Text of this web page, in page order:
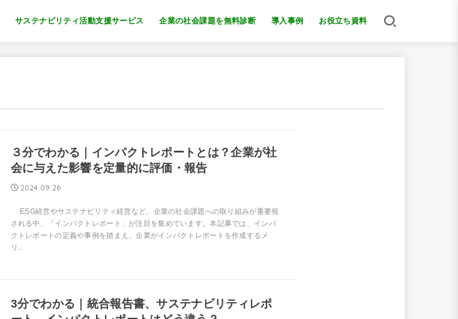
サステナビリティ活動支援サービス 企業の社会課題を無料診断 導入事例 お役立ち資料
３分でわかる｜インパクトレポートとは？企業が社
会に与えた影響を定量的に評価・報告
2024.09.26
ESG経営やサステナビリティ経営など、企業の社会課題への取り組みが重要視
される中、「インパクトレポート」が注目を集めています。本記事では、インパ
クトレポートの定義や事例を踏まえ、企業がインパクトレポートを作成するメ
リ...
3分でわかる｜統合報告書、サステナビリティレポ